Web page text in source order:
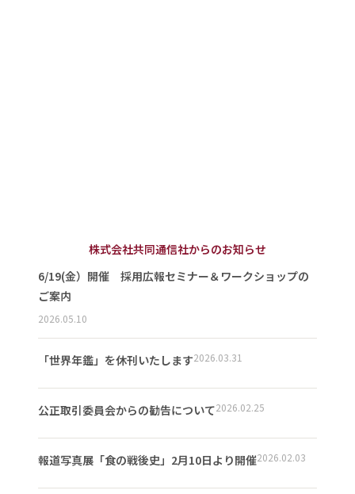
株式会社共同通信社からのお知らせ
6/19(金）開催 採用広報セミナー＆ワークショップの
ご案内
2026.05.10
「世界年鑑」を休刊いたします2026.03.31
公正取引委員会からの勧告について2026.02.25
報道写真展「食の戦後史」2月10日より開催2026.02.03